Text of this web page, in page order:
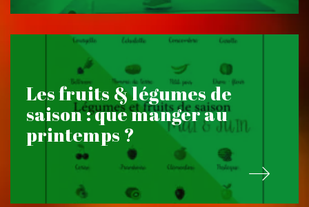
Les fruits & légumes de
saison : que manger au
printemps ?